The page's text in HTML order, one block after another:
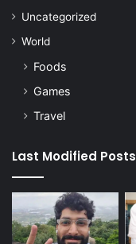
Uncategorized
World
Foods
Games
Travel
Last Modified Posts